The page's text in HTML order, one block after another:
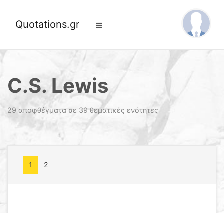
Quotations.gr
C.S. Lewis
29 αποφθέγματα σε 39 θεματικές ενότητες
1 2